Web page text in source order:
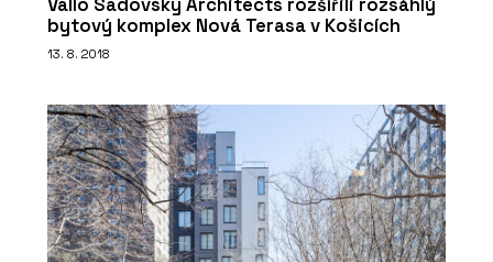
ČLÁNKY
Bytová věž na pobřeží Portugalska.
Její fasáda vychází z rytmu lodních
kontejnerů
Vallo Sadovsky Architects rozšířili rozsáhlý
bytový komplex Nová Terasa v Košicích
13. 8. 2018